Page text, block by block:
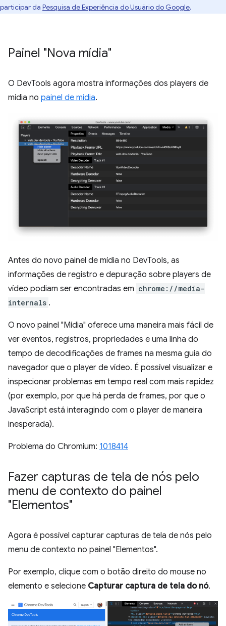
participar da Pesquisa de Experiência do Usuário do Google.
Painel "Nova mídia"
O DevTools agora mostra informações dos players de
mídia no painel de mídia.
Antes do novo painel de mídia no DevTools, as
informações de registro e depuração sobre players de
vídeo podiam ser encontradas em chrome://media-
internals .
O novo painel "Mídia" oferece uma maneira mais fácil de
ver eventos, registros, propriedades e uma linha do
tempo de decodificações de frames na mesma guia do
navegador que o player de vídeo. É possível visualizar e
inspecionar problemas em tempo real com mais rapidez
(por exemplo, por que há perda de frames, por que o
JavaScript está interagindo com o player de maneira
inesperada).
Problema do Chromium: 1018414
Fazer capturas de tela de nós pelo
menu de contexto do painel
"Elementos"
Agora é possível capturar capturas de tela de nós pelo
menu de contexto no painel "Elementos".
Por exemplo, clique com o botão direito do mouse no
elemento e selecione Capturar captura de tela do nó.